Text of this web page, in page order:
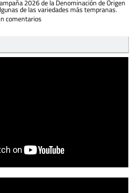
2026 de la Denominación de Origen
de las variedades más tempranas.
comentarios